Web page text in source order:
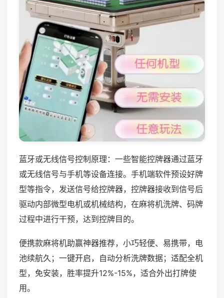
蓝牙或无线信号控制原理：一些智能控牌器通过蓝牙
或无线信号与手机等设备连接。手机端软件预设好牌
型等指令，发送信号给控牌器，控牌器接收到信号后
驱动内部微型电机或机械结构，在麻将机洗牌、码牌
过程中进行干预，达到控牌目的。
便携款麻将机助赢神器推荐，小巧轻便、易携带，电
池续航久；一键开启，自动分析洗牌数据；适配全机
型，免安装，胜率提升12%-15%，适合外出打牌使
用。